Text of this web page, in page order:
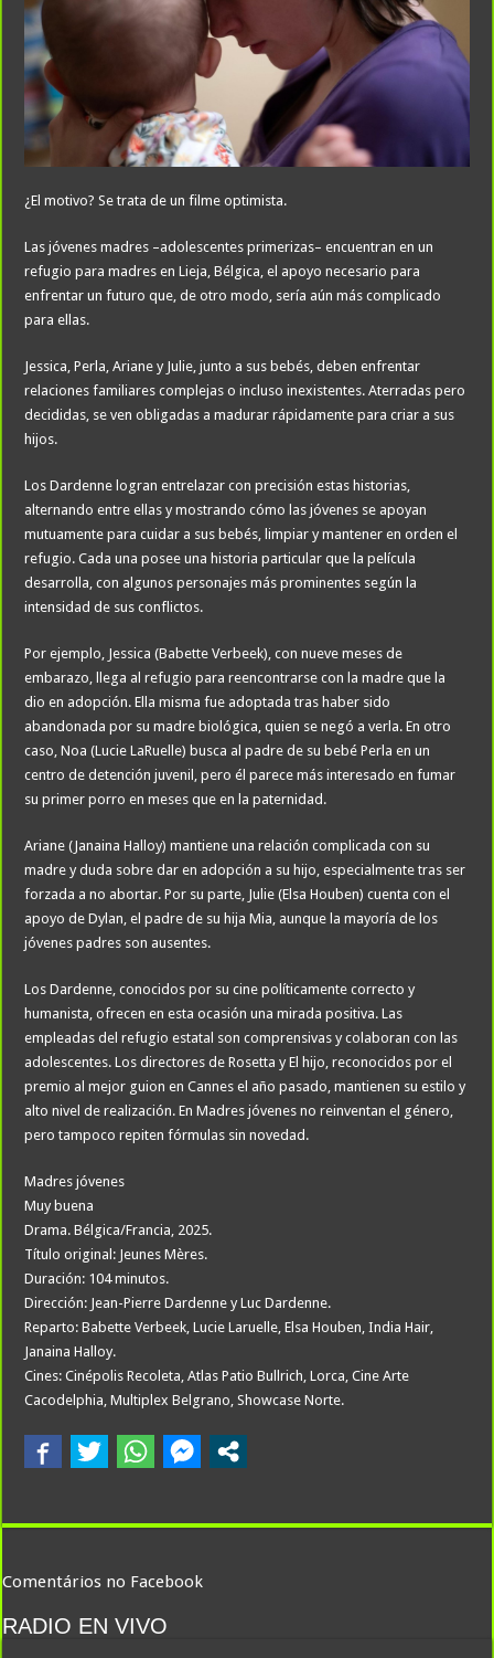
¿El motivo? Se trata de un filme optimista.
Las jóvenes madres –adolescentes primerizas– encuentran en un
refugio para madres en Lieja, Bélgica, el apoyo necesario para
enfrentar un futuro que, de otro modo, sería aún más complicado
para ellas.
Jessica, Perla, Ariane y Julie, junto a sus bebés, deben enfrentar
relaciones familiares complejas o incluso inexistentes. Aterradas pero
decididas, se ven obligadas a madurar rápidamente para criar a sus
hijos.
Los Dardenne logran entrelazar con precisión estas historias,
alternando entre ellas y mostrando cómo las jóvenes se apoyan
mutuamente para cuidar a sus bebés, limpiar y mantener en orden el
refugio. Cada una posee una historia particular que la película
desarrolla, con algunos personajes más prominentes según la
intensidad de sus conflictos.
Por ejemplo, Jessica (Babette Verbeek), con nueve meses de
embarazo, llega al refugio para reencontrarse con la madre que la
dio en adopción. Ella misma fue adoptada tras haber sido
abandonada por su madre biológica, quien se negó a verla. En otro
caso, Noa (Lucie LaRuelle) busca al padre de su bebé Perla en un
centro de detención juvenil, pero él parece más interesado en fumar
su primer porro en meses que en la paternidad.
Ariane (Janaina Halloy) mantiene una relación complicada con su
madre y duda sobre dar en adopción a su hijo, especialmente tras ser
forzada a no abortar. Por su parte, Julie (Elsa Houben) cuenta con el
apoyo de Dylan, el padre de su hija Mia, aunque la mayoría de los
jóvenes padres son ausentes.
Los Dardenne, conocidos por su cine políticamente correcto y
humanista, ofrecen en esta ocasión una mirada positiva. Las
empleadas del refugio estatal son comprensivas y colaboran con las
adolescentes. Los directores de Rosetta y El hijo, reconocidos por el
premio al mejor guion en Cannes el año pasado, mantienen su estilo y
alto nivel de realización. En Madres jóvenes no reinventan el género,
pero tampoco repiten fórmulas sin novedad.
Madres jóvenes
Muy buena
Drama. Bélgica/Francia, 2025.
Título original: Jeunes Mères.
Duración: 104 minutos.
Dirección: Jean-Pierre Dardenne y Luc Dardenne.
Reparto: Babette Verbeek, Lucie Laruelle, Elsa Houben, India Hair,
Janaina Halloy.
Cines: Cinépolis Recoleta, Atlas Patio Bullrich, Lorca, Cine Arte
Cacodelphia, Multiplex Belgrano, Showcase Norte.
Comentários no Facebook
RADIO EN VIVO